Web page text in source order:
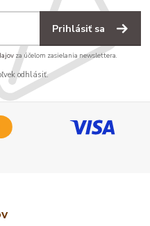
Prihlásiť sa
za účelom zasielania newslettera.
odhlásiť.